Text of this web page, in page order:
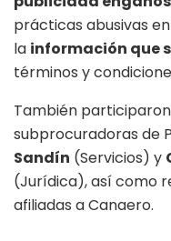
prácticas abusivas
la información que
términos y
También
subprocuradoras de
Sandín (Servicios) y
(Jurídica), así como
afiliadas a Canaero.